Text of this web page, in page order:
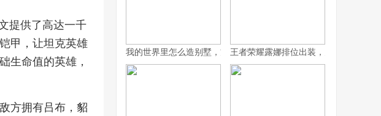
提供了高达一千
甲，让坦克英雄
生命值的英雄，
方拥有吕布，貂
我的世界里怎么造别墅，方块间的诗意栖居王者荣耀露娜排位出装，月下无限连